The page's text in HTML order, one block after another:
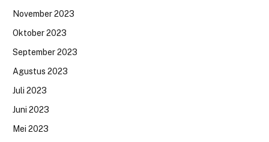
November 2023
Oktober 2023
September 2023
Agustus 2023
Juli 2023
Juni 2023
Mei 2023